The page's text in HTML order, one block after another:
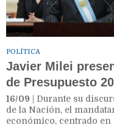
POLÍTICA
Javier Milei
de Presupuesto
16/09 | Durante su
de la Nación, el
económico, centrado